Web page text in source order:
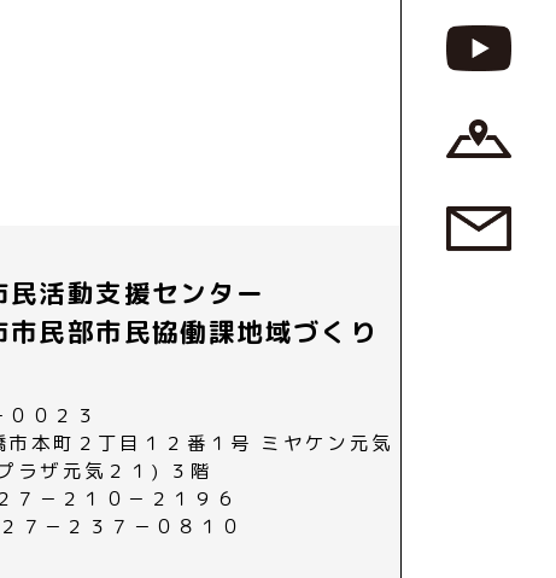
民活動支援センター
市民部市民協働課地域づくり
０２３
市本町２丁目１２番１号 ミヤケン元気
ラザ元気２１) ３階
７－２１０－２１９６
７－２３７－０８１０